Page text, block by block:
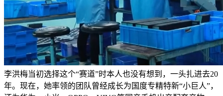
李洪梅当初选择这个“赛道”时本人也没有想到，一头扎进去20
年。现在，她率领的团队曾经成长为国度专精特新“小巨人”，